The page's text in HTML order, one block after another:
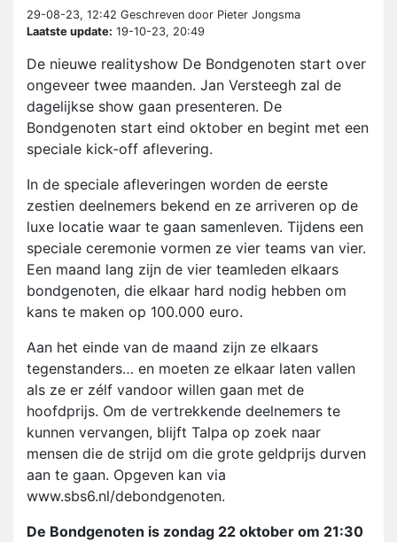
29-08-23, 12:42 Geschreven door Pieter Jongsma
Laatste update: 19-10-23, 20:49
De nieuwe realityshow De Bondgenoten start over
ongeveer twee maanden. Jan Versteegh zal de
dagelijkse show gaan presenteren. De
Bondgenoten start eind oktober en begint met een
speciale kick-off aflevering.
In de speciale afleveringen worden de eerste
zestien deelnemers bekend en ze arriveren op de
luxe locatie waar te gaan samenleven. Tijdens een
speciale ceremonie vormen ze vier teams van vier.
Een maand lang zijn de vier teamleden elkaars
bondgenoten, die elkaar hard nodig hebben om
kans te maken op 100.000 euro.
Aan het einde van de maand zijn ze elkaars
tegenstanders… en moeten ze elkaar laten vallen
als ze er zélf vandoor willen gaan met de
hoofdprijs. Om de vertrekkende deelnemers te
kunnen vervangen, blijft Talpa op zoek naar
mensen die de strijd om die grote geldprijs durven
aan te gaan. Opgeven kan via
www.sbs6.nl/debondgenoten.
De Bondgenoten is zondag 22 oktober om 21:30